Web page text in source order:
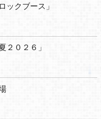
ックブース」
２０２６」